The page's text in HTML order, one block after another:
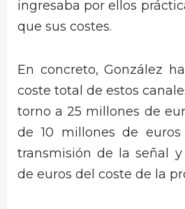
ingresaba por ellos
que sus costes.
En concreto, González
coste total de estos
torno a 25 millones de
de 10 millones de
transmisión de la señal y
de euros del coste de la